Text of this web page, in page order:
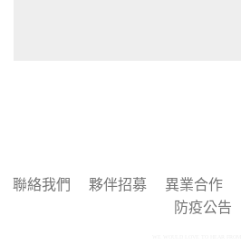
聯絡我們 夥伴招募 異業合作
防疫公告